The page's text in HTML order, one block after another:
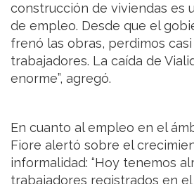
construcción de viviendas es
de empleo. Desde que el
frenó las obras, perdimos casi
trabajadores. La caída de
enorme”, agregó.
En cuanto al empleo en el
Fiore alertó sobre el
informalidad: “Hoy tenemos
trabajadores registrados en